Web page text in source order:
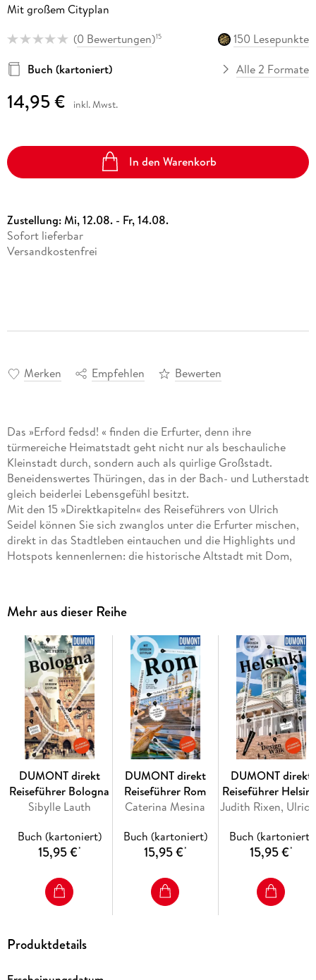
Mit großem Cityplan
(0 Bewertungen)15
150 Lesepunkte
Buch (kartoniert)
Alle 2 Formate
14,95 € inkl. Mwst.
In den Warenkorb
Zustellung:Mi, 12.08. - Fr, 14.08.
Sofort lieferbar
Versandkostenfrei
Merken Empfehlen Bewerten
Das »Erford fedsd! « finden die Erfurter, denn ihre
türmereiche Heimatstadt geht nicht nur als beschauliche
Kleinstadt durch, sondern auch als quirlige Großstadt.
Beneidenswertes Thüringen, das in der Bach- und Lutherstadt
gleich beiderlei Lebensgefühl besitzt.
Mit den 15 »Direktkapiteln« des Reiseführers von Ulrich
Seidel können Sie sich zwanglos unter die Erfurter mischen,
direkt in das Stadtleben eintauchen und die Highlights und
Hotspots kennenlernen: die historische Altstadt mit Dom,
Viertel mit der Alten Synagoge, spannende Museen und
»Biereigenhöfe« mit Braurecht.
In eigenen Kapiteln erfahren Sie, wo es sich in fremden
Betten gut schläft, wo Sie glücklich satt werden, wohin die
Erfurter zum Stöbern und Entdecken gehen und wohin es sie
zieht, wenn die Nacht beginnt.
Mit den Übersichtskarten, genauen Stadtteilplänen und dem
separaten großen Cityplan können Sie sich nach Lust und
Laune durch Erfurt treiben lassen.
Inhaltsverzeichnis
Das Beste zu Beginn
Das ist Erfurt
Erfurt in Zahlen
Augenblicke
Ihr Erfurt-Kompass: 15 Direktkapitel
Erfurter Museumslandschaft
Mehr aus dieser Reihe
DUMONT direkt
Reiseführer Bologna
Sibylle Lauth
Buch (kartoniert)
15,95 €*
DUMONT direkt
Reiseführer Rom
Caterina Mesina
Buch (kartoniert)
15,95 €*
DUMONT direkt
Reiseführer
Buch (kartoniert)
15,95 €*
Produktdetails